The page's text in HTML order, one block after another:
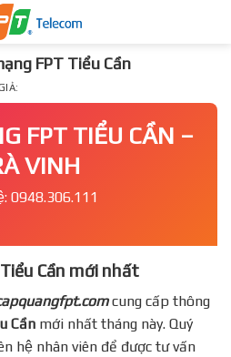
FPT Tiểu Cần
FPT TIỂU CẦN –
VINH
0948.306.111
Cần mới nhất
cung cấp thông
Cần mới nhất tháng này. Quý
hệ nhân viên để được tư vấn